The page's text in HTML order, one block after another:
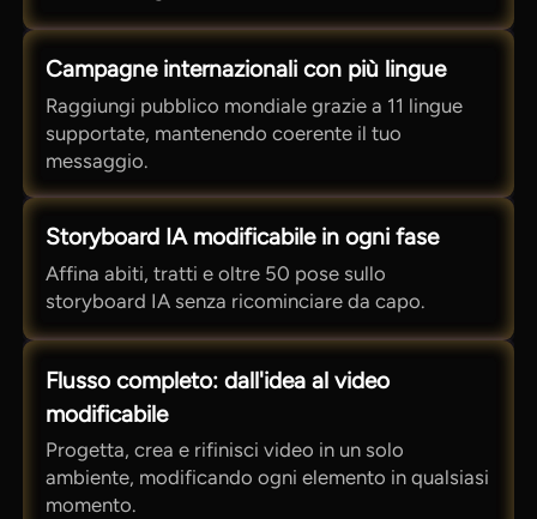
Campagne internazionali con più lingue
Raggiungi pubblico mondiale grazie a 11 lingue
supportate, mantenendo coerente il tuo
messaggio.
Storyboard IA modificabile in ogni fase
Affina abiti, tratti e oltre 50 pose sullo
storyboard IA senza ricominciare da capo.
Flusso completo: dall'idea al video
modificabile
Progetta, crea e rifinisci video in un solo
ambiente, modificando ogni elemento in qualsiasi
momento.